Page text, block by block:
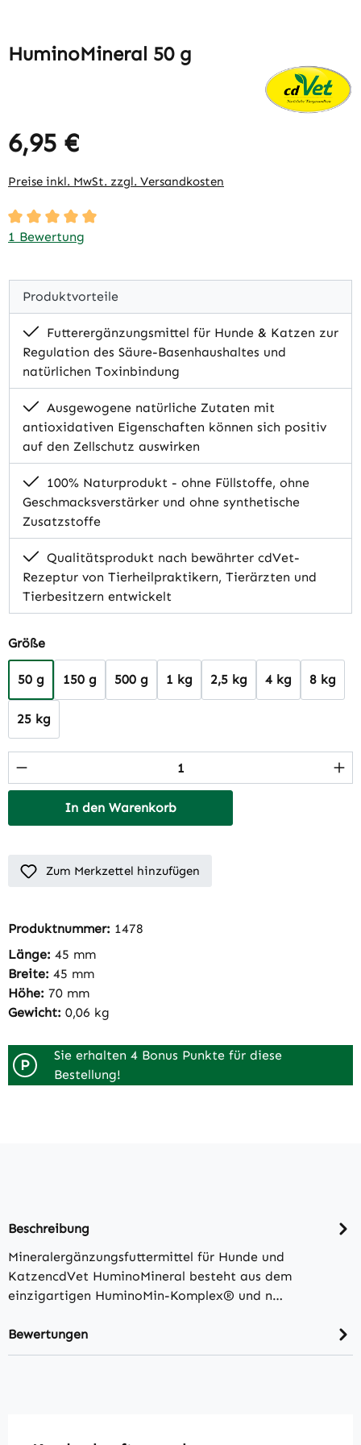
HuminoMineral 50 g
Regulärer Preis:
6,95 €
Preise inkl. MwSt. zzgl. Versandkosten
Durchschnittliche Bewertung von 5 von 5 Sternen
1 Bewertung
Produktvorteile
Futterergänzungsmittel für Hunde & Katzen zur
Regulation des Säure-Basenhaushaltes und
natürlichen Toxinbindung
Ausgewogene natürliche Zutaten mit
antioxidativen Eigenschaften können sich positiv
auf den Zellschutz auswirken
100% Naturprodukt - ohne Füllstoffe, ohne
Geschmacksverstärker und ohne synthetische
Zusatzstoffe
Qualitätsprodukt nach bewährter cdVet-
Rezeptur von Tierheilpraktikern, Tierärzten und
Tierbesitzern entwickelt
Größeauswählen
50 g 150 g 500 g 1 kg 2,5 kg 4 kg 8 kg
25 kg
Produkt Anzahl: Gib den gewünschten
In den Warenkorb
Zum Merkzettel hinzufügen
Produktnummer: 1478
Länge: 45 mm
Breite: 45 mm
Höhe: 70 mm
Gewicht: 0,06 kg
P
Sie erhalten 4 Bonus Punkte für diese
Bestellung!
Beschreibung
Mineralergänzungsfuttermittel für Hunde und
KatzencdVet HuminoMineral besteht aus dem
einzigartigen HuminoMin-Komplex® und n…
Bewertungen